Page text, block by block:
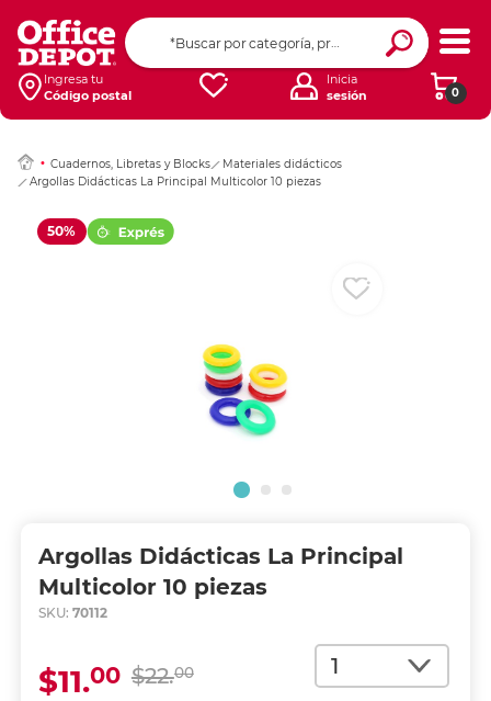
Ingresa tu
Código postal
0
Inicia
sesión
Cuadernos, Libretas y Blocks
Materiales didácticos
Argollas Didácticas La Principal Multicolor 10 piezas
50%
Argollas Didácticas La Principal
Multicolor 10 piezas
SKU: 70112
Cantidad
$22.00
$11.00
Ingresar Codigo